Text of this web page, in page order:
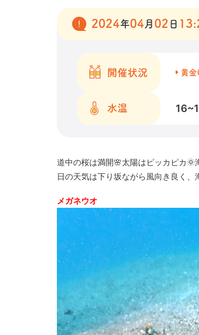
2024年04 月 02 日
開催状況 黄金
水温
道中の桜は満開🌸太陽はピッカピカ
日の天気は下り坂ながら風向き良く
メガネウオ